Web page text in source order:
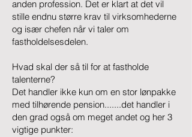
anden profession. Det er klart at det vil
stille endnu større krav til virksomhederne
og især chefen når vi taler om
fastholdelsesdelen.
Hvad skal der så til for at fastholde
talenterne?
Det handler ikke kun om en stor lønpakke
med tilhørende pension.......det handler i
den grad også om meget andet og her 3
vigtige punkter: